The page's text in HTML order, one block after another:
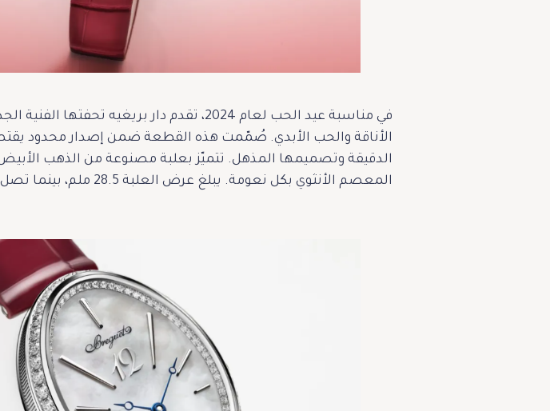
المعصم الأنثوي بكل نعومة. يبلغ عرض العلبة 28.5 ملم، بينما تصل سماكتها إلى 10.4 ملم.